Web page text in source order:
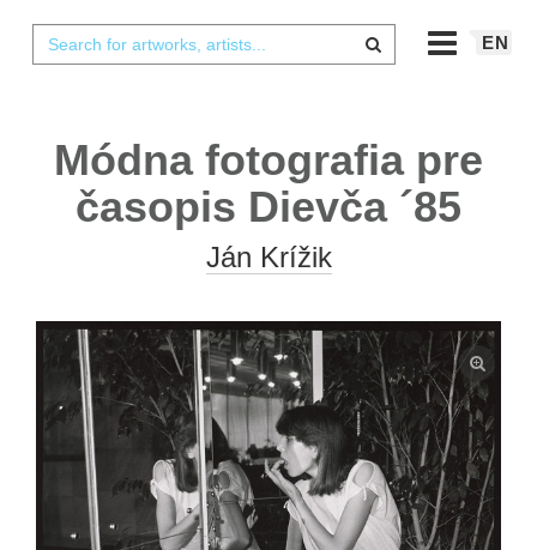
EN
Módna fotografia pre
časopis Dievča ´85
Ján Krížik